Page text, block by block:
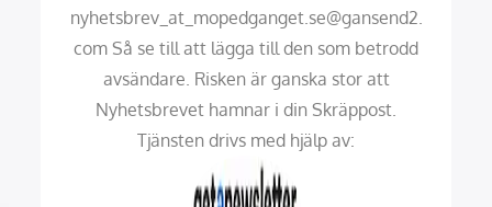
nyhetsbrev_at_mopedganget.se@gansend2.
com Så se till att lägga till den som betrodd
avsändare. Risken är ganska stor att
Nyhetsbrevet hamnar i din Skräppost.
Tjänsten drivs med hjälp av: